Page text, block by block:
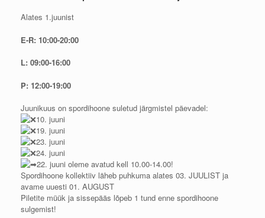
Alates 1.juunist
E-R: 10:00-20:00
L: 09:00-16:00
P: 12:00-19:00
Juunikuus on spordihoone suletud järgmistel päevadel:
10. juuni
19. juuni
23. juuni
24. juuni
22. juuni oleme avatud kell 10.00-14.00!
Spordihoone kollektiiv läheb puhkuma alates 03. JUULIST ja
avame uuesti 01. AUGUST
Piletite müük ja sissepääs lõpeb 1 tund enne spordihoone
sulgemist!